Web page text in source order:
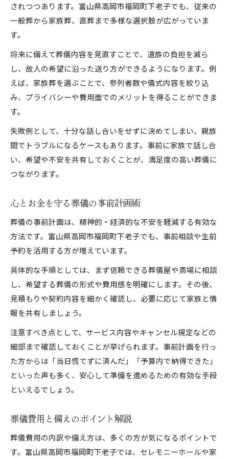
されつつあります。富山県高岡市福岡町下老子でも、従来の
一般葬から家族葬、直葬まで多様な選択肢が広がっていま
す。
将来に備えて葬儀内容を見直すことで、遺族の負担を減ら
し、故人の希望に沿った送り方ができるようになります。例
えば、家族葬を選ぶことで、参列者数や儀式内容を絞り込
み、プライバシーや費用面でのメリットを得ることができま
す。
失敗例として、十分な話し合いをせずに決めてしまい、親族
間でトラブルになるケースもあります。事前に家族で話し合
い、希望や不安を共有しておくことが、満足度の高い葬儀に
つながります。
心とお金を守る葬儀の事前計画術
葬儀の事前計画は、精神的・経済的な不安を軽減する有効な
方法です。富山県高岡市福岡町下老子でも、事前相談や生前
予約を活用する方が増えています。
具体的な手順としては、まず信頼できる葬儀屋や斎場に相談
し、希望する葬儀の形式や費用感を明確にします。その後、
見積もりや契約内容を細かく確認し、必要に応じて家族と情
報を共有しましょう。
注意すべき点として、サービス内容やキャンセル規定などの
細部まで確認しておくことが挙げられます。事前計画を行っ
た方からは「当日慌てずに済んだ」「予算内で納得できた」
といった声も多く、安心して準備を進めるための有効な手段
といえるでしょう。
葬儀費用と備えのポイント解説
葬儀費用の内訳や備え方は、多くの方が気になるポイントで
す。富山県高岡市福岡町下老子では、セレモニーホールや家